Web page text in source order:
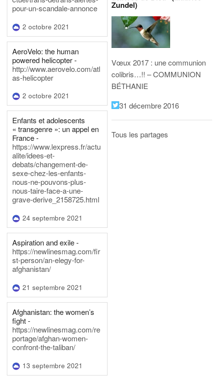
pour-un-scandale-annonce
2 octobre 2021
AeroVelo: the human
powered helicopter -
http://www.aerovelo.com/atl
as-helicopter
2 octobre 2021
Enfants et adolescents
« transgenre »: un appel en
France -
https://www.lexpress.fr/actu
alite/idees-et-
debats/changement-de-
sexe-chez-les-enfants-
nous-ne-pouvons-plus-
nous-taire-face-a-une-
grave-derive_2158725.html
24 septembre 2021
Aspiration and exile -
https://newlinesmag.com/fir
st-person/an-elegy-for-
afghanistan/
21 septembre 2021
Afghanistan: the women’s
fight -
https://newlinesmag.com/re
portage/afghan-women-
confront-the-taliban/
13 septembre 2021
Zundel)
Vœux 2017 : une communion
colibris…!! – COMMUNION
BÉTHANIE
31 décembre 2016
Tous les partages